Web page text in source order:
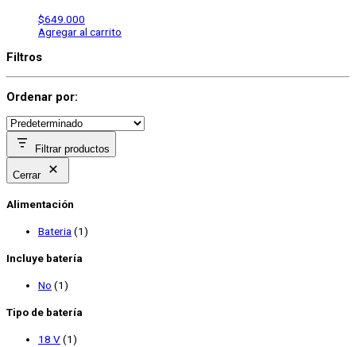
$649.000
Agregar al carrito
Filtros
Ordenar por:
Filtrar productos
Cerrar
Alimentación
Bateria (1)
Incluye batería
No (1)
Tipo de batería
18 V(1)